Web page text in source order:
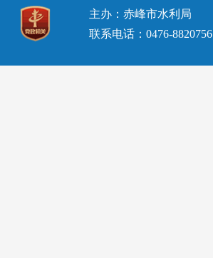
主办：赤峰市水利局
联系电话：0476-8820756